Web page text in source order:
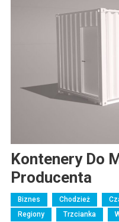
Kontenery Do
Producenta
Biznes Chodzież
Regiony
Trzcianka